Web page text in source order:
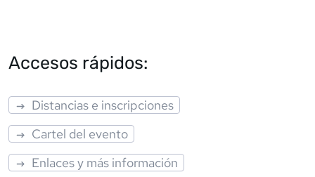
Accesos rápidos:
Distancias e inscripciones
Cartel del evento
Enlaces y más información